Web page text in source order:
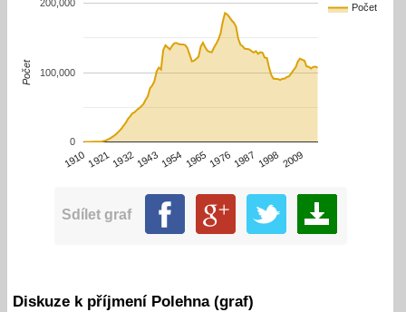
Počet
1910 1921193219431954 1965 1976 1987 19982009
0
100,000
200,000
Počet
Sdílet graf
Diskuze k příjmení Polehna (graf)